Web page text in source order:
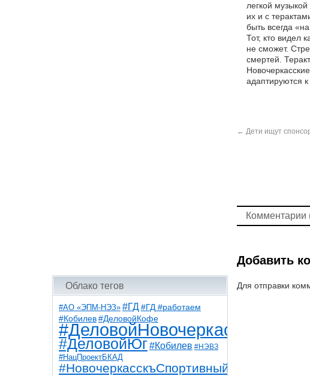
Облако тегов
#АО «ЭПМ-НЭЗ» #ГД #ГД #работаем
#Кобилев #ДеловойКофе
#ДеловойНовочеркасск
#ДеловойЮг#Кобилев #НЭВЗ
#НацПроектБКАД
#НовочеркасскъСпортивный
легкой
их и с
быть всегда
Тот, кто видел
не сможет.
смертей.
адаптируются
← Дети ищут
Комментарии
Добавить
Для отправки